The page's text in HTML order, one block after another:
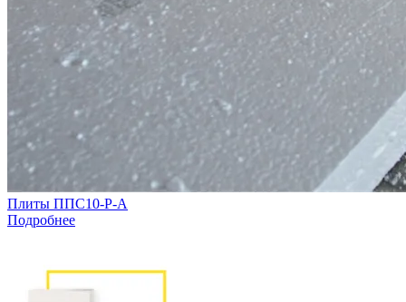
Плиты ППС10-Р-А
Подробнее